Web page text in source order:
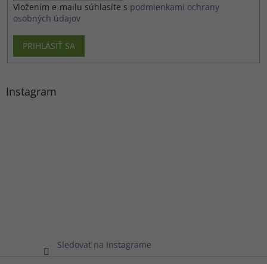
Vložením e-mailu súhlasíte s podmienkami ochrany
osobných údajov
PRIHLÁSIŤ SA
Instagram
Sledovať na Instagrame